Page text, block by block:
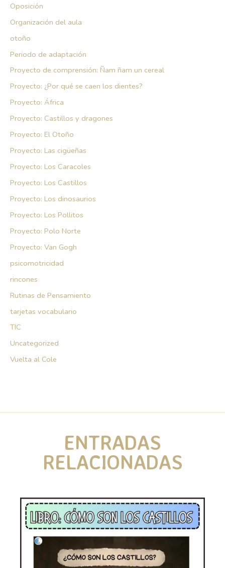
Oposición
Organización del aula
otoño
Periodo de adaptación
Proyecto de comprensión: Ñam ñam un cereal
Proyecto: ¿Por qué se caen los dientes?
Proyecto: África
Proyecto: Castillos y dragones
Proyecto: El Otoño
Proyecto: Las cigüeñas
Proyecto: Los Caracoles
Proyecto: Los Castillos
Proyecto: Los dinosaurios
Proyecto: Los Pollitos
Proyecto: Polo Norte
Proyecto: Van Gogh
psicomotricidad
rincones
Rutinas de Pensamiento
tarjetas vocabulario
TIC
Uncategorized
Vuelta al Cole
ENTRADAS
RELACIONADAS